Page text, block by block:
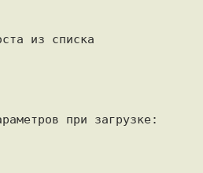
из списка
при загрузке: